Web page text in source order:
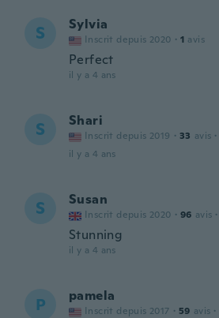
S Sylvia
Inscrit depuis 2020 · 1 avis
Perfect
il y a 4 ans
S Shari
Inscrit depuis 2019 · 33 avis ·
il y a 4 ans
S Susan
Inscrit depuis 2020 · 96 avis ·
Stunning
il y a 4 ans
P pamela
Inscrit depuis 2017 · 59 avis ·